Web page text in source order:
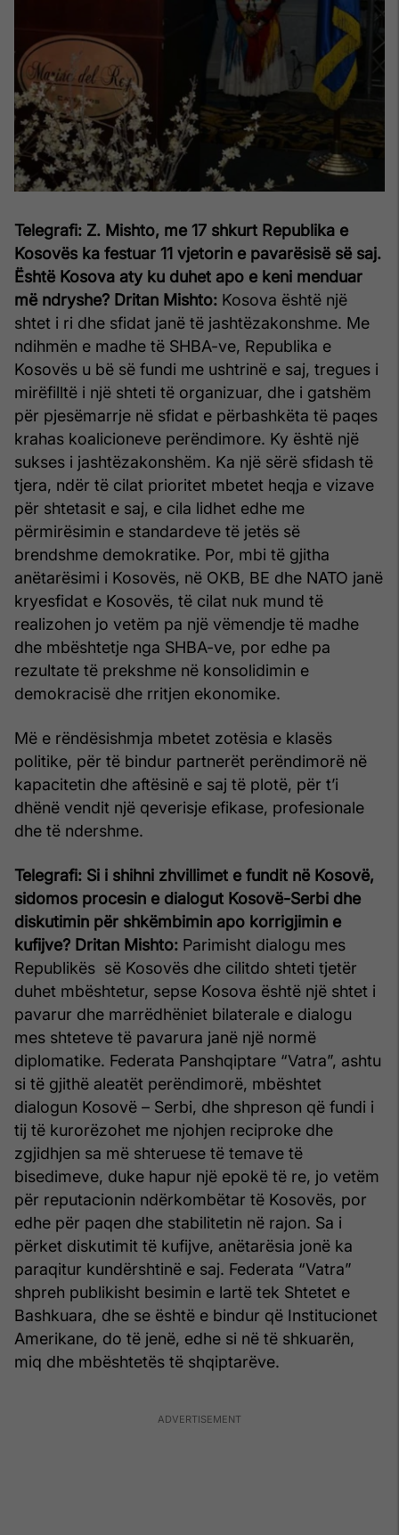
Telegrafi: Z. Mishto, me 17 shkurt Republika e
Kosovës ka festuar 11 vjetorin e pavarësisë së saj.
Është Kosova aty ku duhet apo e keni menduar
më ndryshe? Dritan Mishto: Kosova është një
shtet i ri dhe sfidat janë të jashtëzakonshme. Me
ndihmën e madhe të SHBA-ve, Republika e
Kosovës u bë së fundi me ushtrinë e saj, tregues i
mirëfilltë i një shteti të organizuar, dhe i gatshëm
për pjesëmarrje në sfidat e përbashkëta të paqes
krahas koalicioneve perëndimore. Ky është një
sukses i jashtëzakonshëm. Ka një sërë sfidash të
tjera, ndër të cilat prioritet mbetet heqja e vizave
për shtetasit e saj, e cila lidhet edhe me
përmirësimin e standardeve të jetës së
brendshme demokratike. Por, mbi të gjitha
anëtarësimi i Kosovës, në OKB, BE dhe NATO janë
kryesfidat e Kosovës, të cilat nuk mund të
realizohen jo vetëm pa një vëmendje të madhe
dhe mbështetje nga SHBA-ve, por edhe pa
rezultate të prekshme në konsolidimin e
demokracisë dhe rritjen ekonomike.
Më e rëndësishmja mbetet zotësia e klasës
politike, për të bindur partnerët perëndimorë në
kapacitetin dhe aftësinë e saj të plotë, për t’i
dhënë vendit një qeverisje efikase, profesionale
dhe të ndershme.
Telegrafi: Si i shihni zhvillimet e fundit në Kosovë,
sidomos procesin e dialogut Kosovë-Serbi dhe
diskutimin për shkëmbimin apo korrigjimin e
kufijve? Dritan Mishto: Parimisht dialogu mes
Republikës së Kosovës dhe cilitdo shteti tjetër
duhet mbështetur, sepse Kosova është një shtet i
pavarur dhe marrëdhëniet bilaterale e dialogu
mes shteteve të pavarura janë një normë
diplomatike. Federata Panshqiptare “Vatra”, ashtu
si të gjithë aleatët perëndimorë, mbështet
dialogun Kosovë – Serbi, dhe shpreson që fundi i
tij të kurorëzohet me njohjen reciproke dhe
zgjidhjen sa më shteruese të temave të
bisedimeve, duke hapur një epokë të re, jo vetëm
për reputacionin ndërkombëtar të Kosovës, por
edhe për paqen dhe stabilitetin në rajon. Sa i
përket diskutimit të kufijve, anëtarësia jonë ka
paraqitur kundërshtinë e saj. Federata “Vatra”
shpreh publikisht besimin e lartë tek Shtetet e
Bashkuara, dhe se është e bindur që Institucionet
Amerikane, do të jenë, edhe si në të shkuarën,
miq dhe mbështetës të shqiptarëve.